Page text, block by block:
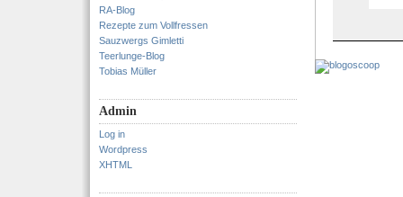
RA-Blog
Rezepte zum Vollfressen
Sauzwergs Gimletti
Teerlunge-Blog
Tobias Müller
Admin
Log in
Wordpress
XHTML